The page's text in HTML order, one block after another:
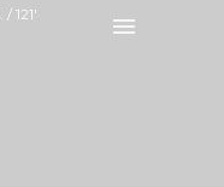
121′